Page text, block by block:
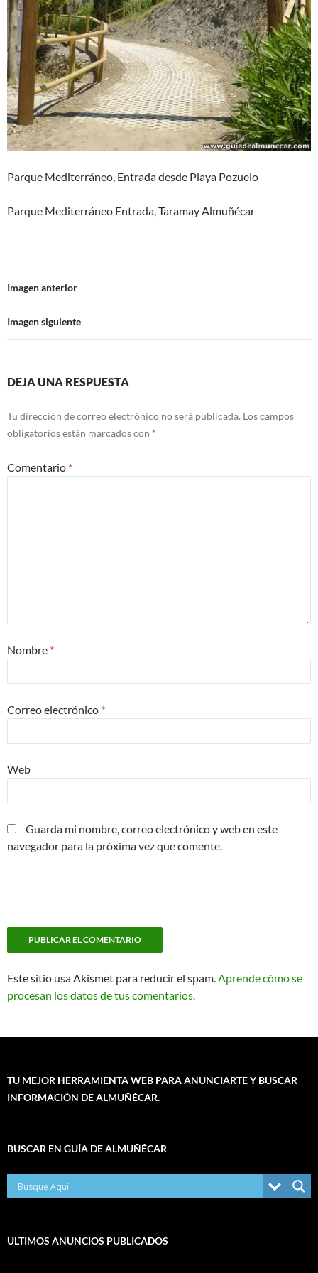
Parque Mediterráneo, Entrada desde Playa Pozuelo
Parque Mediterráneo Entrada, Taramay Almuñécar
Imagen anterior
Imagen siguiente
DEJA UNA RESPUESTA
Tu dirección de correo electrónico no será publicada. Los campos
obligatorios están marcados con *
Comentario *
Nombre *
Correo electrónico *
Web
Guarda mi nombre, correo electrónico y web en este
navegador para la próxima vez que comente.
Este sitio usa Akismet para reducir el spam.Aprende cómo se
procesan los datos de tus comentarios.
TU MEJOR HERRAMIENTA WEB PARA ANUNCIARTE Y BUSCAR
INFORMACIÓN DE ALMUÑÉCAR.
BUSCAR EN GUÍA DE ALMUÑÉCAR
ULTIMOS ANUNCIOS PUBLICADOS